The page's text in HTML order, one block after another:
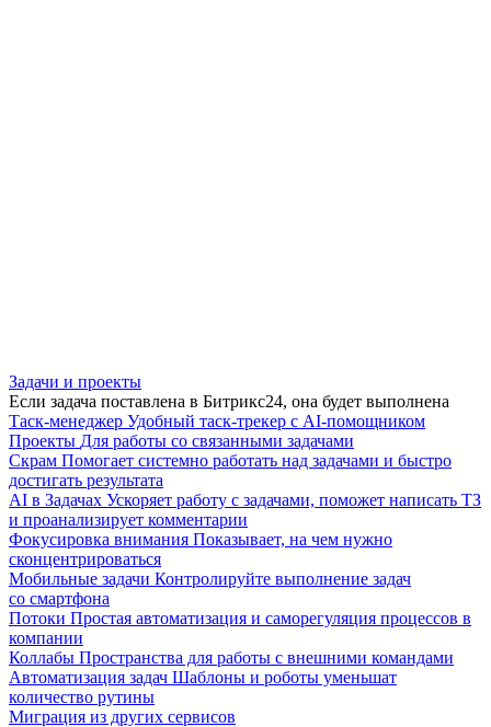
Задачи и проекты
Если задача поставлена в Битрикс24, она будет выполнена
Таск-менеджер Удобный таск-трекер с AI-помощником
Проекты Для работы со связанными задачами
Скрам Помогает системно работать над задачами и быстро
достигать результата
AI в Задачах Ускоряет работу с задачами, поможет написать ТЗ
и проанализирует комментарии
Фокусировка внимания Показывает, на чем нужно
сконцентрироваться
Мобильные задачи Контролируйте выполнение задач
со смартфона
Потоки Простая автоматизация и саморегуляция процессов в
компании
Коллабы Пространства для работы с внешними командами
Автоматизация задач Шаблоны и роботы уменьшат
количество рутины
Миграция из других сервисов